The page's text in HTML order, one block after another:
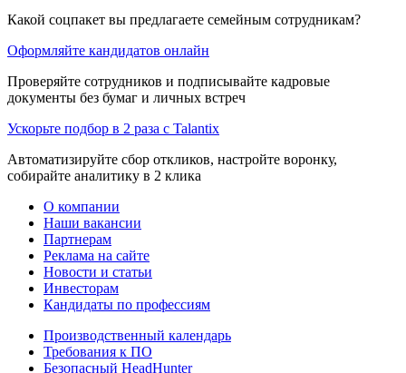
Какой соцпакет вы предлагаете семейным сотрудникам?
Оформляйте кандидатов онлайн
Проверяйте сотрудников и подписывайте кадровые
документы без бумаг и личных встреч
Ускорьте подбор в 2 раза с Talantix
Автоматизируйте сбор откликов, настройте воронку,
собирайте аналитику в 2 клика
О компании
Наши вакансии
Партнерам
Реклама на сайте
Новости и статьи
Инвесторам
Кандидаты по профессиям
Производственный календарь
Требования к ПО
Безопасный HeadHunter